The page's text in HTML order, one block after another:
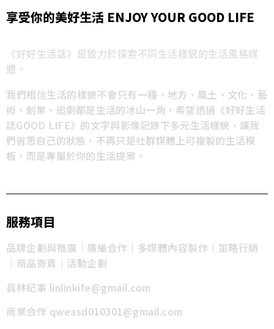
享受你的美好生活 ENJOY YOUR GOOD LIFE
《好好生活誌》是致力於探索不同生活樣貌的生活風格媒
體。
我們相信生活的樣貌不會只有一種， 地方、風土、文化、藝
術、創業、追劇都是生活的冰山一角，希望透過 《好好生活
誌GOOD LIFE》的文字與影像記錄下多元生活樣貌，讓我
們省思自己的狀態，不再只是社群媒體上可複製的生活模
板，而是專屬於你的生活提案。
服務項目
品牌企劃與推廣｜廣編合作｜多媒體內容製作｜策略行銷
｜商品寄賣｜活動企劃
員林紀事 linlinkife@gmail.com
商業合作 qweasd010301@gmail.com